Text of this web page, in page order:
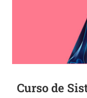
Curso de